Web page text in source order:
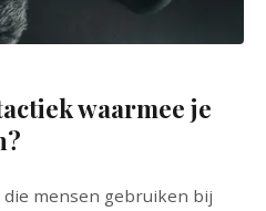
waarmee je
mensen gebruiken bij